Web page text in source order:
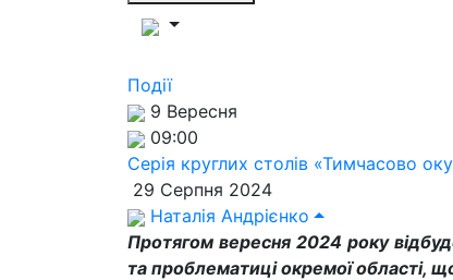
Події
9 Вересня
09:00
Серія круглих столів «Тимчасово
29 Серпня 2024
Наталія Андрієнко
Протягом вересня 2024 року
та проблематиці окремої області,